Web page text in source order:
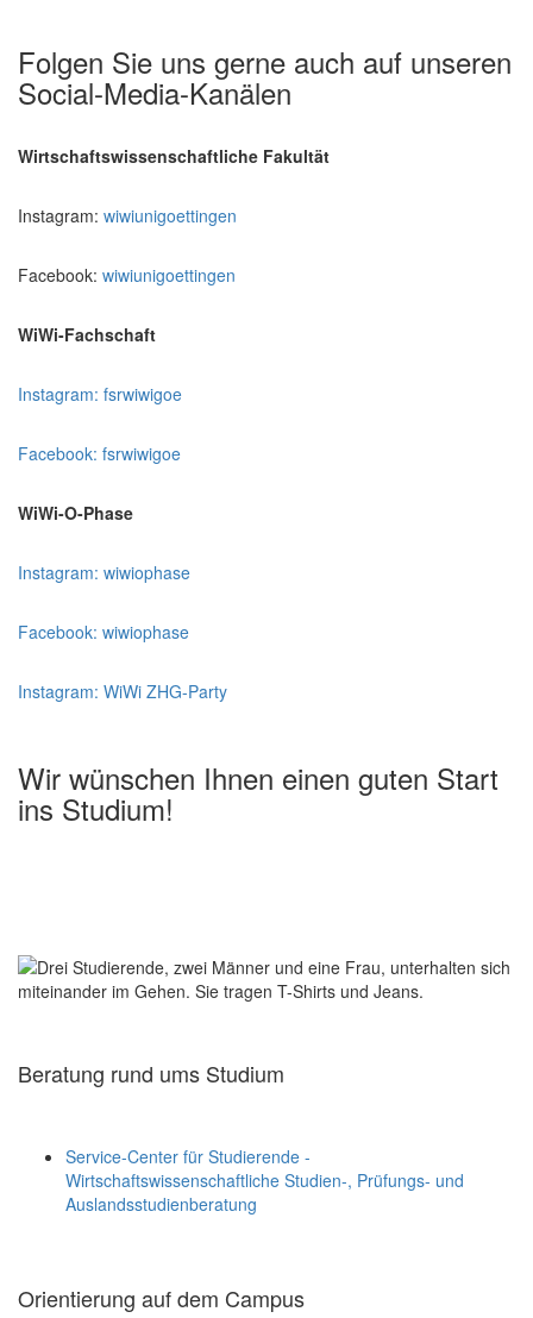
Folgen Sie uns gerne auch auf unseren
Social-Media-Kanälen
Wirtschaftswissenschaftliche Fakultät
Instagram: wiwiunigoettingen
Facebook: wiwiunigoettingen
WiWi-Fachschaft
Instagram: fsrwiwigoe
Facebook: fsrwiwigoe
WiWi-O-Phase
Instagram: wiwiophase
Facebook: wiwiophase
Instagram: WiWi ZHG-Party
Wir wünschen Ihnen einen guten Start
ins Studium!
Beratung rund ums Studium
Service-Center für Studierende -
Wirtschaftswissenschaftliche Studien-, Prüfungs- und
Auslandsstudienberatung
Orientierung auf dem Campus